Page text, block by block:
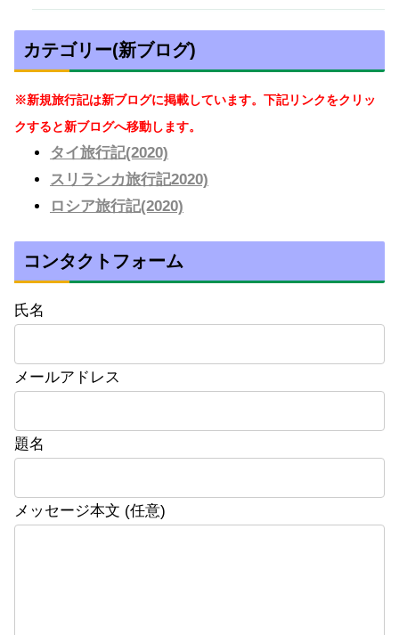
カテゴリー(新ブログ)
※新規旅行記は新ブログに掲載しています。下記リンクをクリッ
クすると新ブログへ移動します。
タイ旅行記(2020)
スリランカ旅行記2020)
ロシア旅行記(2020)
コンタクトフォーム
氏名
メールアドレス
題名
メッセージ本文 (任意)